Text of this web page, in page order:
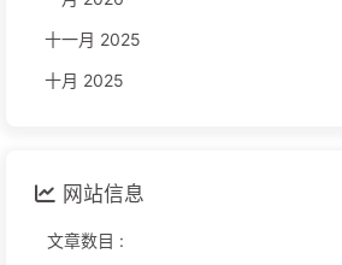
十一月 2025
十月 2025
网站信息
文章数目 :